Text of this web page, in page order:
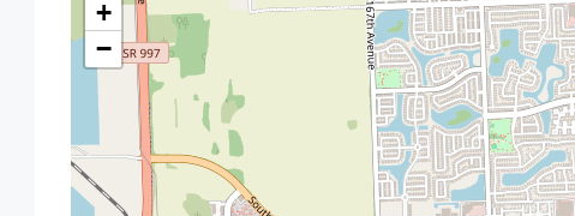
+
−